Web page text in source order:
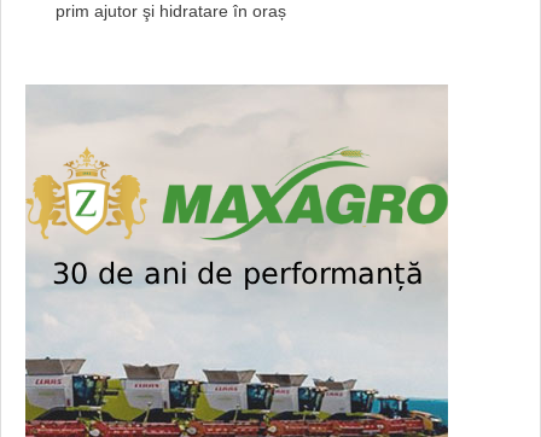
prim ajutor şi hidratare în oraș